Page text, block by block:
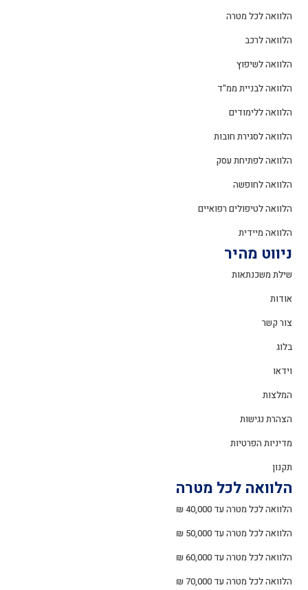
הלוואה לכל מטרה
הלוואה לרכב
הלוואה לשיפוץ
הלוואה לבניית ממ"ד
הלוואה ללימודים
הלוואה לסגירת חובות
הלוואה לפתיחת עסק
הלוואה לחופשה
הלוואה לטיפולים רפואיים
הלוואה מיידית
ניווט מהיר
שילת משכנתאות
אודות
צור קשר
בלוג
וידאו
המלצות
הצהרת נגישות
מדיניות הפרטיות
תקנון
הלוואה לכל מטרה
הלוואה לכל מטרה עד 40,000 ₪
הלוואה לכל מטרה עד 50,000 ₪
הלוואה לכל מטרה עד 60,000 ₪
הלוואה לכל מטרה עד 70,000 ₪